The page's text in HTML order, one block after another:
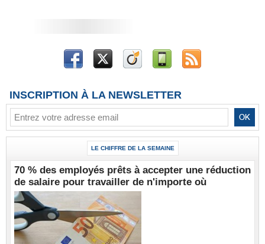
INSCRIPTION À LA NEWSLETTER
LE CHIFFRE DE LA SEMAINE
70 % des employés prêts à accepter une réduction
de salaire pour travailler de n'importe où